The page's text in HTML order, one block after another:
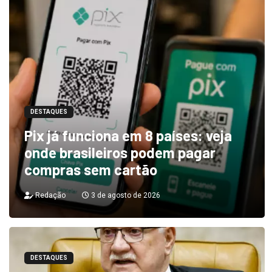
DESTAQUES
Pix já funciona em 8 países: veja
onde brasileiros podem pagar
compras sem cartão
Redação 3 de agosto de 2026
DESTAQUES